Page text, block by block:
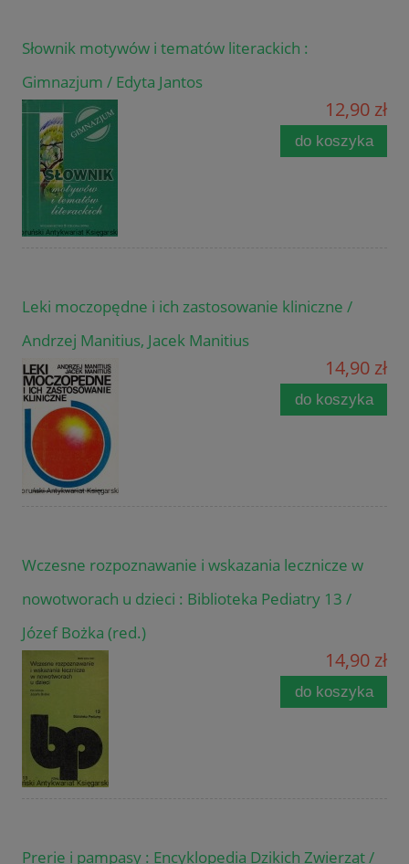
Słownik motywów i tematów literackich :
Gimnazjum / Edyta Jantos
12,90 zł
do koszyka
Leki moczopędne i ich zastosowanie kliniczne /
Andrzej Manitius, Jacek Manitius
14,90 zł
do koszyka
Wczesne rozpoznawanie i wskazania lecznicze w
nowotworach u dzieci : Biblioteka Pediatry 13 /
Józef Bożka (red.)
14,90 zł
do koszyka
Prerie i pampasy : Encyklopedia Dzikich Zwierząt /